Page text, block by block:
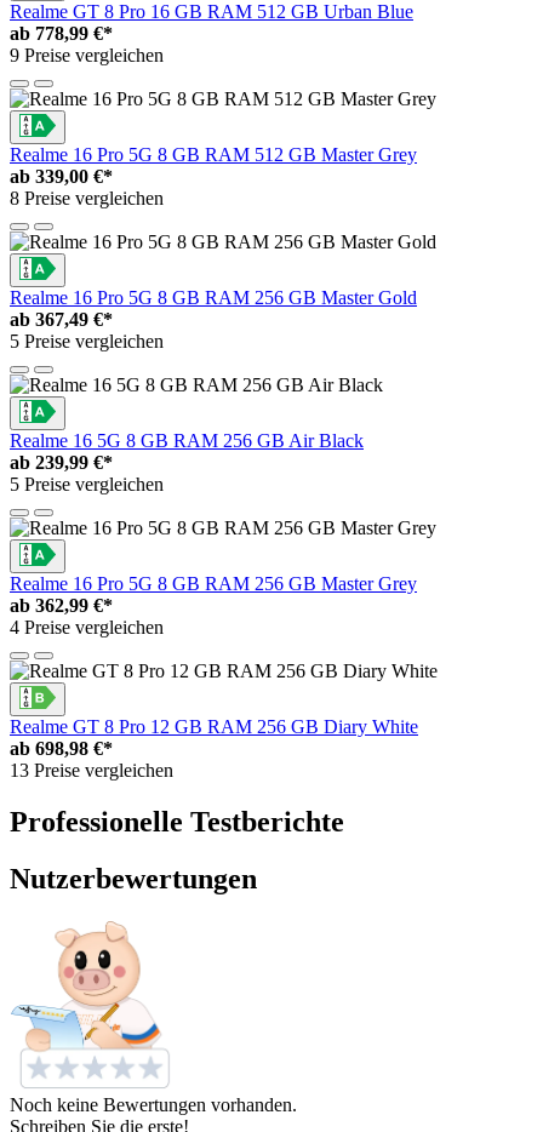
Realme GT 8 Pro 16 GB RAM 512 GB Urban Blue
ab 778,99 €*
9 Preise vergleichen
Realme 16 Pro 5G 8 GB RAM 512 GB Master Grey
ab 339,00 €*
8 Preise vergleichen
Realme 16 Pro 5G 8 GB RAM 256 GB Master Gold
ab 367,49 €*
5 Preise vergleichen
Realme 16 5G 8 GB RAM 256 GB Air Black
ab 239,99 €*
5 Preise vergleichen
Realme 16 Pro 5G 8 GB RAM 256 GB Master Grey
ab 362,99 €*
4 Preise vergleichen
Realme GT 8 Pro 12 GB RAM 256 GB Diary White
ab 698,98 €*
13 Preise vergleichen
Professionelle Testberichte
Nutzerbewertungen
Noch keine Bewertungen vorhanden.
Schreiben Sie die erste!